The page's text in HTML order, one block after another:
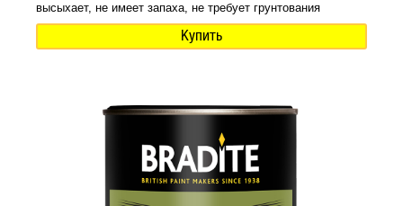
высыхает, не имеет запаха, не требует грунтования
Купить